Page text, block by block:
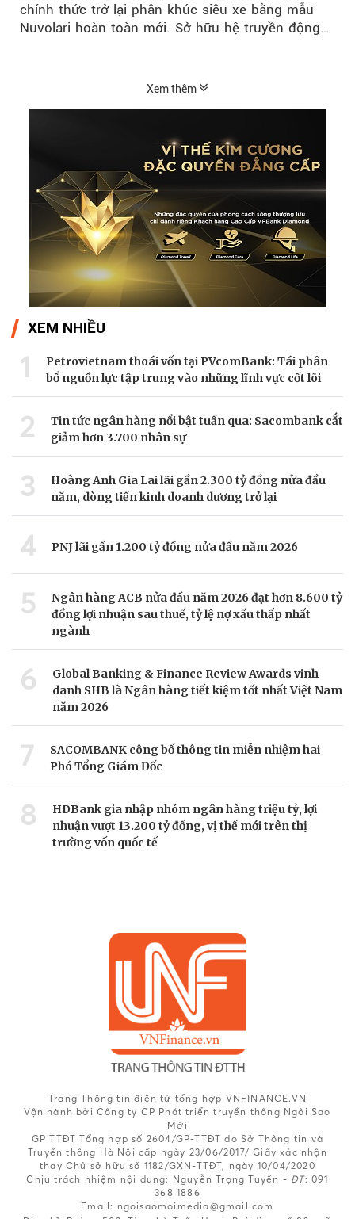
chính thức trở lại phân khúc siêu xe bằng mẫu
Nuvolari hoàn toàn mới. Sở hữu hệ truyền động
xem là tuyên ngôn mới của Audi trong kỷ nguyên
Xem thêm
XEM NHIỀU
1
Petrovietnam thoái vốn tại PVcomBank: Tái phân
bổ nguồn lực tập trung vào những lĩnh vực cốt lõi
2
Tin tức ngân hàng nổi bật tuần qua: Sacombank cắt
giảm hơn 3.700 nhân sự
3
Hoàng Anh Gia Lai lãi gần 2.300 tỷ đồng nửa đầu
năm, dòng tiền kinh doanh dương trở lại
4 PNJ lãi gần 1.200 tỷ đồng nửa đầu năm 2026
5
Ngân hàng ACB nửa đầu năm 2026 đạt hơn 8.600 tỷ
đồng lợi nhuận sau thuế, tỷ lệ nợ xấu thấp nhất
ngành
6
Global Banking & Finance Review Awards vinh
danh SHB là Ngân hàng tiết kiệm tốt nhất Việt Nam
năm 2026
7
SACOMBANK công bố thông tin miễn nhiệm hai
Phó Tổng Giám Đốc
8
HDBank gia nhập nhóm ngân hàng triệu tỷ, lợi
nhuận vượt 13.200 tỷ đồng, vị thế mới trên thị
trường vốn quốc tế
Trang Thông tin điện tử tổng hợp VNFINANCE.VN
Vận hành bởi Công ty CP Phát triển truyền thông Ngôi Sao
Mới
GP TTĐT Tổng hợp số 2604/GP-TTĐT do Sở Thông tin và
Truyền thông Hà Nội cấp ngày 23/06/2017/ Giấy xác nhận
thay Chủ sở hữu số 1182/GXN-TTĐT, ngày 10/04/2020
Chịu trách nhiệm nội dung: Nguyễn Trọng Tuyến - ĐT: 091
368 1886
Email: ngoisaomoimedia@gmail.com